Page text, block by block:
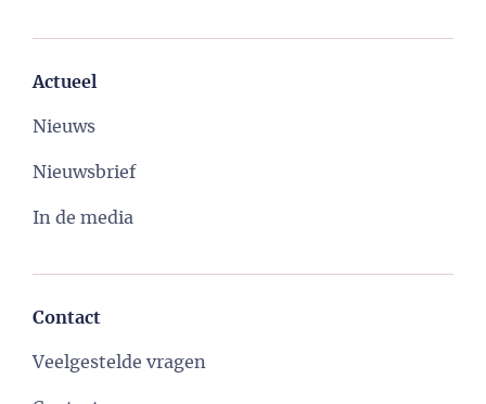
Actueel
Nieuws
Nieuwsbrief
In de media
Contact
Veelgestelde vragen